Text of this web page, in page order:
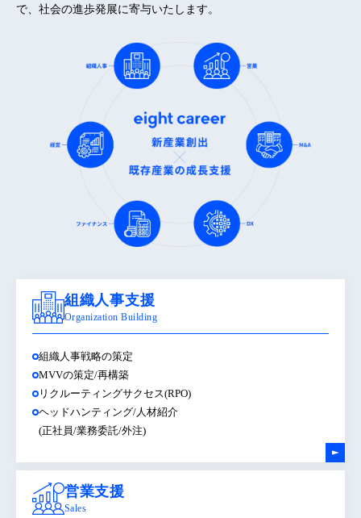
で、社会の進歩発展に寄与いたします。
組織人事支援
Organization Building
組織人事戦略の策定
MVVの策定/再構築
リクルーティングサクセス(RPO)
ヘッドハンティング/人材紹介
(正社員/業務委託/外注)
営業支援
Sales